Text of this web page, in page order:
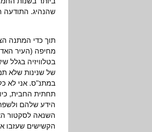
שהנהיג. התודעה
תוך כדי המתנה
מחיפה (העיר
בטלוויזיה בגלל
של שנינות שלא
במתנ"ס. אני לא
תחתית החבית,
השנאה לסקטור
הקשישים שעזבו